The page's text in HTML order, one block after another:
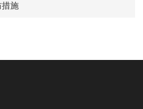
措施